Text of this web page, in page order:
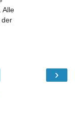
Alle
der
›